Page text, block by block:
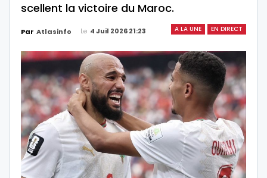
scellent la victoire du Maroc.
A LA UNE EN DIRECT
Par Atlasinfo Le 4 Juil 2026 21:23